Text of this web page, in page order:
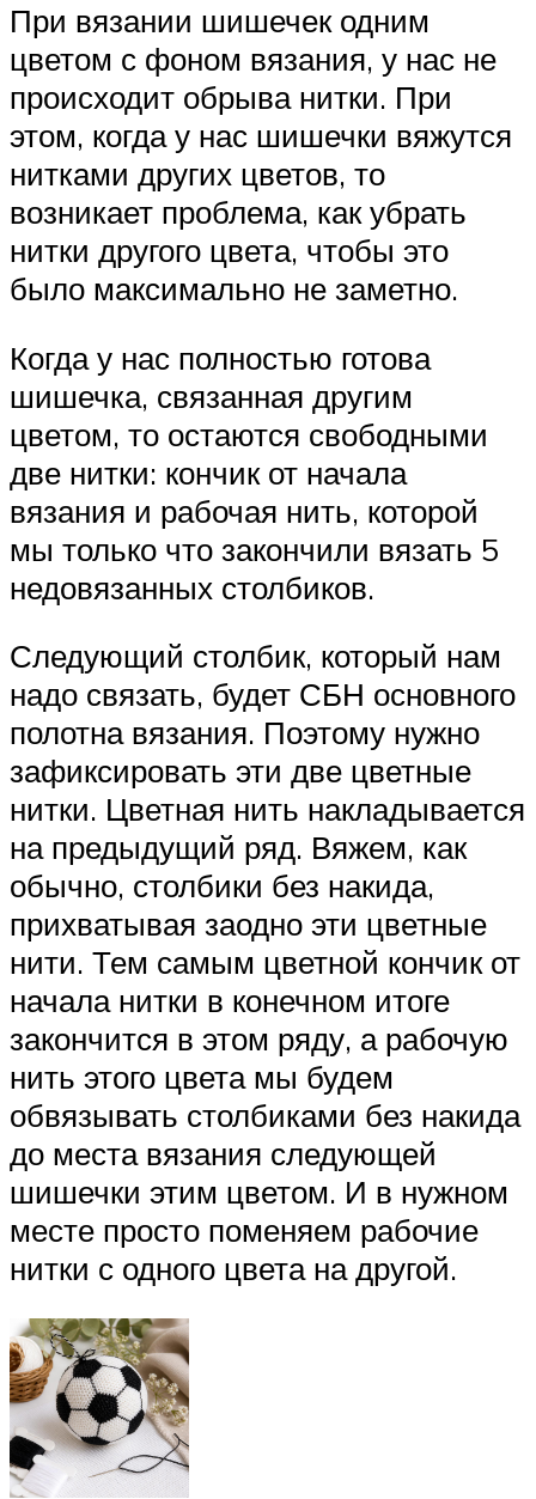
При вязании шишечек одним
цветом с фоном вязания, у нас не
происходит обрыва нитки. При
этом, когда у нас шишечки вяжутся
нитками других цветов, то
возникает проблема, как убрать
нитки другого цвета, чтобы это
было максимально не заметно.
Когда у нас полностью готова
шишечка, связанная другим
цветом, то остаются свободными
две нитки: кончик от начала
вязания и рабочая нить, которой
мы только что закончили вязать 5
недовязанных столбиков.
Следующий столбик, который нам
надо связать, будет СБН основного
полотна вязания. Поэтому нужно
зафиксировать эти две цветные
нитки. Цветная нить накладывается
на предыдущий ряд. Вяжем, как
обычно, столбики без накида,
прихватывая заодно эти цветные
нити. Тем самым цветной кончик от
начала нитки в конечном итоге
закончится в этом ряду, а рабочую
нить этого цвета мы будем
обвязывать столбиками без накида
до места вязания следующей
шишечки этим цветом. И в нужном
месте просто поменяем рабочие
нитки с одного цвета на другой.